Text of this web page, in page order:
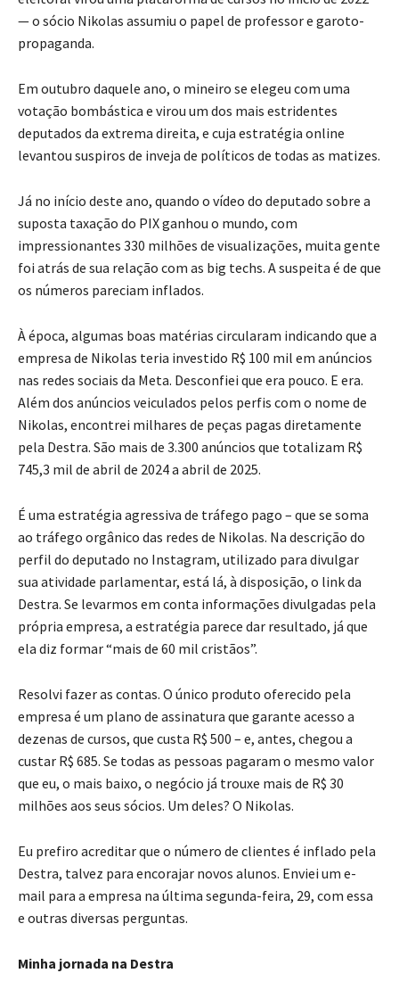
— o sócio Nikolas assumiu o papel de professor e garoto-
propaganda.
Em outubro daquele ano, o mineiro se elegeu com uma
votação bombástica e virou um dos mais estridentes
deputados da extrema direita, e cuja estratégia online
levantou suspiros de inveja de políticos de todas as matizes.
Já no início deste ano, quando o vídeo do deputado sobre a
suposta taxação do PIX ganhou o mundo, com
impressionantes 330 milhões de visualizações, muita gente
foi atrás de sua relação com as big techs. A suspeita é de que
os números pareciam inflados.
À época, algumas boas matérias circularam indicando que a
empresa de Nikolas teria investido R$ 100 mil em anúncios
nas redes sociais da Meta. Desconfiei que era pouco. E era.
Além dos anúncios veiculados pelos perfis com o nome de
Nikolas, encontrei milhares de peças pagas diretamente
pela Destra. São mais de 3.300 anúncios que totalizam R$
745,3 mil de abril de 2024 a abril de 2025.
É uma estratégia agressiva de tráfego pago – que se soma
ao tráfego orgânico das redes de Nikolas. Na descrição do
perfil do deputado no Instagram, utilizado para divulgar
sua atividade parlamentar, está lá, à disposição, o link da
Destra. Se levarmos em conta informações divulgadas pela
própria empresa, a estratégia parece dar resultado, já que
ela diz formar “mais de 60 mil cristãos”.
Resolvi fazer as contas. O único produto oferecido pela
empresa é um plano de assinatura que garante acesso a
dezenas de cursos, que custa R$ 500 – e, antes, chegou a
custar R$ 685. Se todas as pessoas pagaram o mesmo valor
que eu, o mais baixo, o negócio já trouxe mais de R$ 30
milhões aos seus sócios. Um deles? O Nikolas.
Eu prefiro acreditar que o número de clientes é inflado pela
Destra, talvez para encorajar novos alunos. Enviei um e-
mail para a empresa na última segunda-feira, 29, com essa
e outras diversas perguntas.
Minha jornada na Destra